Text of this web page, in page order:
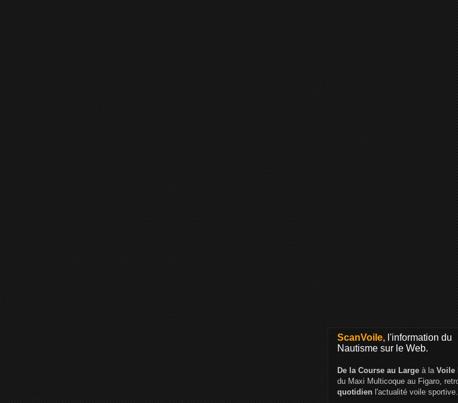
ScanVoile, l'information du
Nautisme sur le Web.
De la Course au Large à la Voile
du Maxi Multicoque au Figaro,
quotidien l'actualité voile sportive.